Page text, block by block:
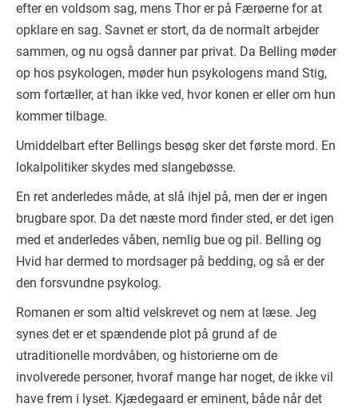
efter en voldsom sag, mens Thor er på Færøerne for at
opklare en sag. Savnet er stort, da de normalt arbejder
sammen, og nu også danner par privat. Da Belling møder
op hos psykologen, møder hun psykologens mand Stig,
som fortæller, at han ikke ved, hvor konen er eller om hun
kommer tilbage.
Umiddelbart efter Bellings besøg sker det første mord. En
lokalpolitiker skydes med slangebøsse.
En ret anderledes måde, at slå ihjel på, men der er ingen
brugbare spor. Da det næste mord finder sted, er det igen
med et anderledes våben, nemlig bue og pil. Belling og
Hvid har dermed to mordsager på bedding, og så er der
den forsvundne psykolog.
Romanen er som altid velskrevet og nem at læse. Jeg
synes det er et spændende plot på grund af de
utraditionelle mordvåben, og historierne om de
involverede personer, hvoraf mange har noget, de ikke vil
have frem i lyset. Kjædegaard er eminent, både når det